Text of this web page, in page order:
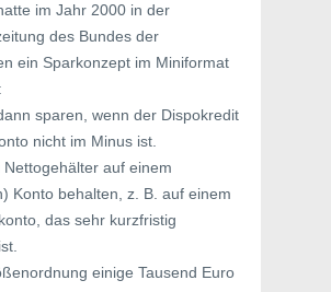
im Jahr 2000 in der
des Bundes der
ein Sparkonzept im Miniformat
dann sparen, wenn der Dispokredit
nicht im Minus ist.
Nettogehälter auf einem
Konto behalten, z. B. auf einem
das sehr kurzfristig
einige Tausend Euro